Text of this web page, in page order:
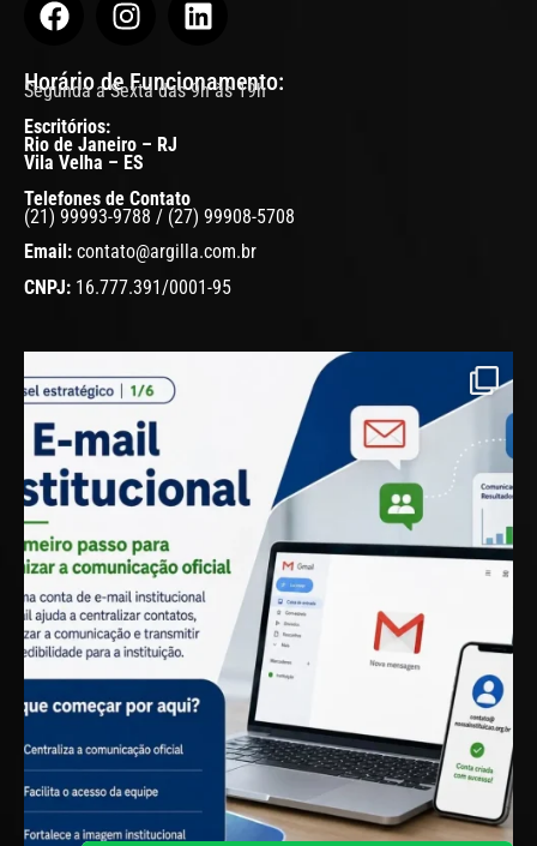
Horário de Funcionamento:
Segunda a Sexta das 9h às 19h
Escritórios:
Rio de Janeiro – RJ
Vila Velha – ES
Telefones de Contato
(21) 99993-9788 / (27) 99908-5708
Email: contato@argilla.com.br
CNPJ: 16.777.391/0001-95